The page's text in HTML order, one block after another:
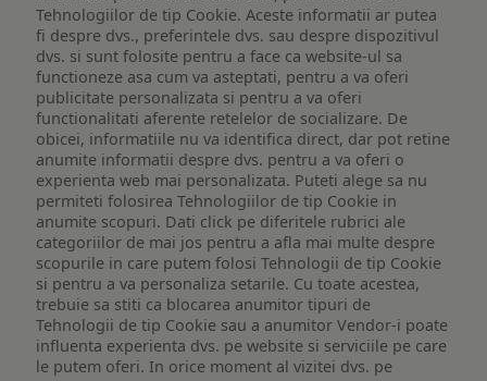
Tehnologiilor de tip Cookie. Aceste informatii ar putea
fi despre dvs., preferintele dvs. sau despre dispozitivul
dvs. si sunt folosite pentru a face ca website-ul sa
functioneze asa cum va asteptati, pentru a va oferi
publicitate personalizata si pentru a va oferi
functionalitati aferente retelelor de socializare. De
obicei, informatiile nu va identifica direct, dar pot retine
anumite informatii despre dvs. pentru a va oferi o
experienta web mai personalizata. Puteti alege sa nu
permiteti folosirea Tehnologiilor de tip Cookie in
anumite scopuri. Dati click pe diferitele rubrici ale
categoriilor de mai jos pentru a afla mai multe despre
scopurile in care putem folosi Tehnologii de tip Cookie
si pentru a va personaliza setarile. Cu toate acestea,
trebuie sa stiti ca blocarea anumitor tipuri de
Tehnologii de tip Cookie sau a anumitor Vendor-i poate
influenta experienta dvs. pe website si serviciile pe care
le putem oferi. In orice moment al vizitei dvs. pe